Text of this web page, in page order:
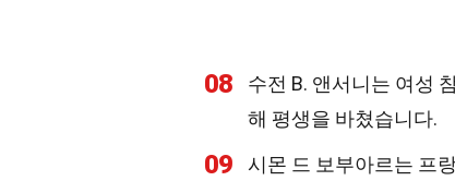
08
수전 B. 앤서니는 여성
해 평생을 바쳤습니다.
09
시몬 드 보부아르는 프